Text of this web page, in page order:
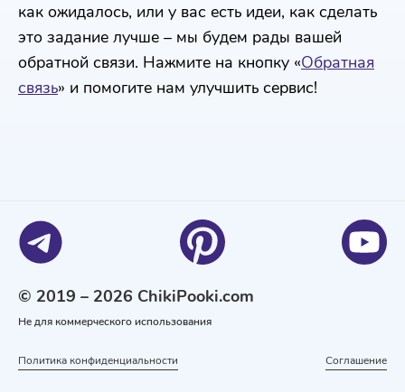
как ожидалось, или у вас есть идеи, как сделать
это задание лучше – мы будем рады вашей
обратной связи. Нажмите на кнопку «Обратная
связь» и помогите нам улучшить сервис!
© 2019 – 2026 ChikiPooki.com
Не для коммерческого использования
Политика конфиденциальности Соглашение